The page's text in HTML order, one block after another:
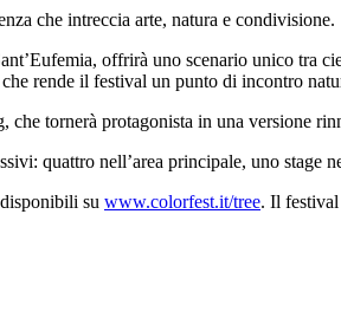
che intreccia arte, natura e condivisione.
offrirà uno scenario unico tra
rende il festival un punto di incontro
che tornerà protagonista in una versione
quattro nell’area principale, uno stage
su www.colorfest.it/tree. Il